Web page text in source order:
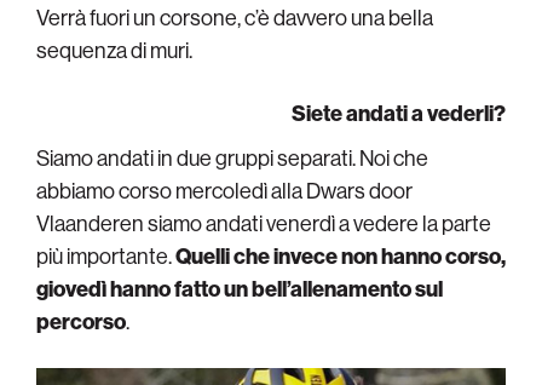
Verrà fuori un corsone, c’è davvero una bella
sequenza di muri.
Siete andati a vederli?
Siamo andati in due gruppi separati. Noi che
abbiamo corso mercoledì alla Dwars door
Vlaanderen siamo andati venerdì a vedere la parte
più importante.Quelli che invece non hanno corso,
giovedì hanno fatto un bell’allenamento sul
percorso.